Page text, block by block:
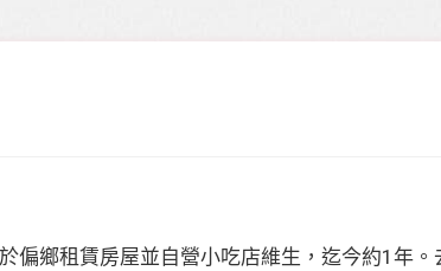
偏鄉租賃房屋並自營小吃店維生，迄今約1年